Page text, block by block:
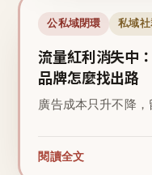
公私域閉環 私域社
流量紅利消失中
品牌怎麼找出路
廣告成本只升不降，
閱讀全文